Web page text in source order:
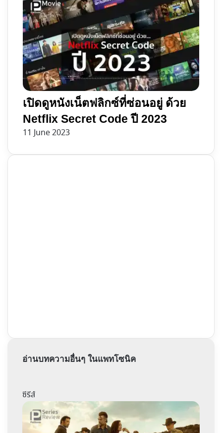
เปิดดูหนังเน็ตฟลิกซ์ที่ซ่อนอยู่ ด้วย
Netflix Secret Code ปี 2023
11 June 2023
อ่านบทความอื่นๆ ในแพทโซนิค
ซีรีส์